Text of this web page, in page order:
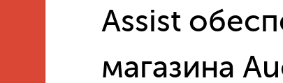
Assist
магазина